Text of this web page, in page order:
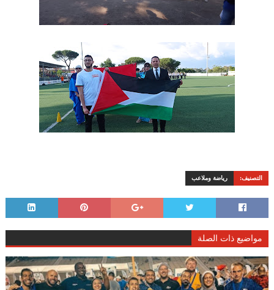
التصنيف: رياضة وملاعب
مواضيع ذات الصلة